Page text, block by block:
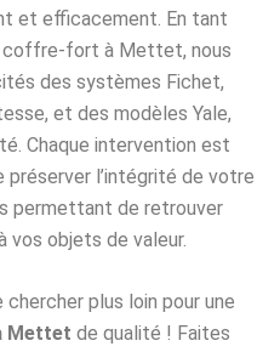
et efficacement. En tant
coffre-fort à Mettet, nous
des systèmes Fichet,
et des modèles Yale,
Chaque intervention est
préserver l’intégrité de votre
permettant de retrouver
vos objets de valeur.
chercher plus loin pour une
Mettet de qualité ! Faites